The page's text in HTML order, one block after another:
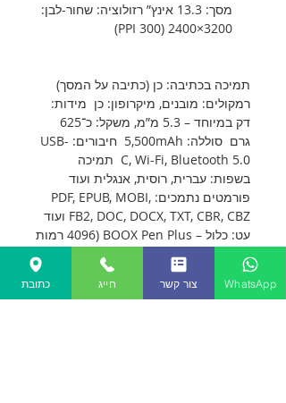
מסך: 13.3 אינץ” רזולוציה: שחור-לבן:
3200×2400 (300 PPI)
תמיכה בכתיבה: כן (כתיבה על המסך)
רמקולים: מובנים, מיקרופון: כן מידות:
דק במיוחד – 5.3 מ”מ, משקל: כ־625
גרם סוללה: 5,500mAh חיבורים: USB-
C, Wi-Fi, Bluetooth 5.0 תמיכה
בשפות: עברית, רוסית, אנגלית ועוד
פורמטים נתמכים: PDF, EPUB, MOBI,
FB2, DOC, DOCX, TXT, CBR, CBZ ועוד
עט: כלול – BOOX Pen Plus (4096 רמות
לחץ, מגנטי, נטען אלחוטית) מערכת
הפעלה: Android 13, חנות אפליקציות:
Google Play זיכרון RAM: 6GB, אחסוןכתובת חייג צור קשר WhatsApp